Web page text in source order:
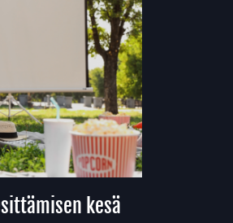
kesä